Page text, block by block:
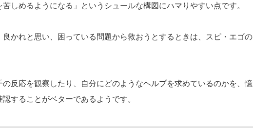
しめるようになる」というシュールな構図にハマりやすい点です。
かれと思い、困っている問題から救おうとするときは、スピ・エゴの
の反応を観察したり、自分にどのようなヘルプを求めているのかを、憶
することがベターであるようです。